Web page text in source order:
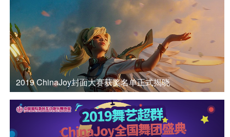
2019 ChinaJoy封面大赛获奖名单正式揭晓